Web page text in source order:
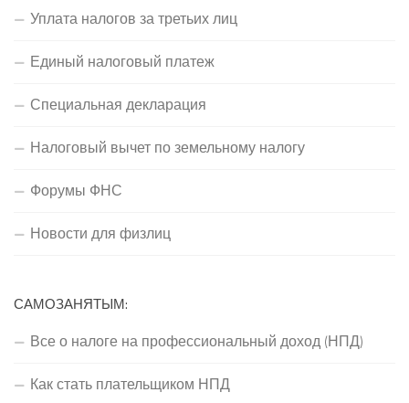
Уплата налогов за третьих лиц
Единый налоговый платеж
Специальная декларация
Налоговый вычет по земельному налогу
Форумы ФНС
Новости для физлиц
САМОЗАНЯТЫМ:
Все о налоге на профессиональный доход (НПД)
Как стать плательщиком НПД